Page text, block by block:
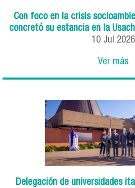
Con foco en la crisis
concretó su estancia en la
10 Jul 2026
Ver más
Delegación de universidades